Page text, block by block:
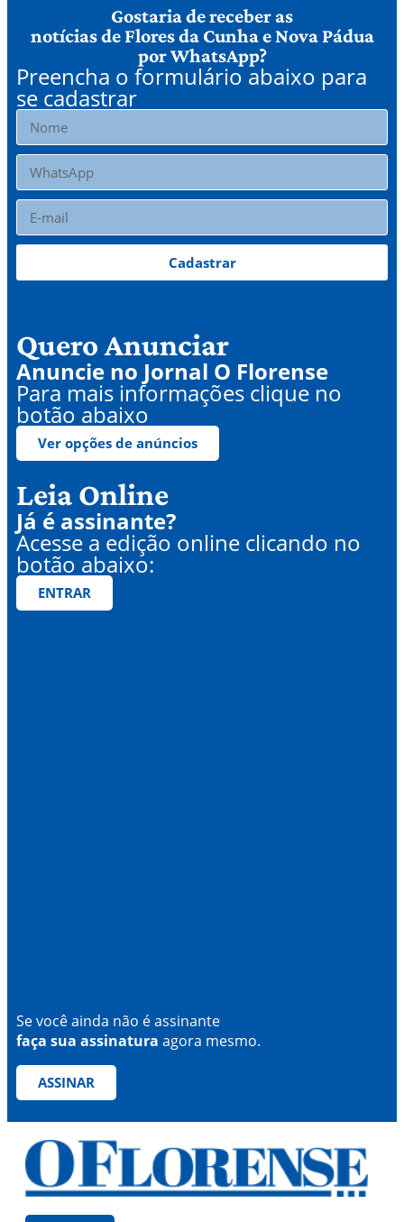
Gostaria de receber as
notícias de Flores da Cunha e Nova Pádua
por WhatsApp?
Preencha o formulário abaixo para
se cadastrar
Cadastrar
Quero Anunciar
Anuncie no Jornal O Florense
Para mais informações clique no
botão abaixo
Ver opções de anúncios
Leia Online
Já é assinante?
Acesse a edição online clicando no
botão abaixo:
ENTRAR
Se você ainda não é assinante
faça sua assinatura agora mesmo.
ASSINAR